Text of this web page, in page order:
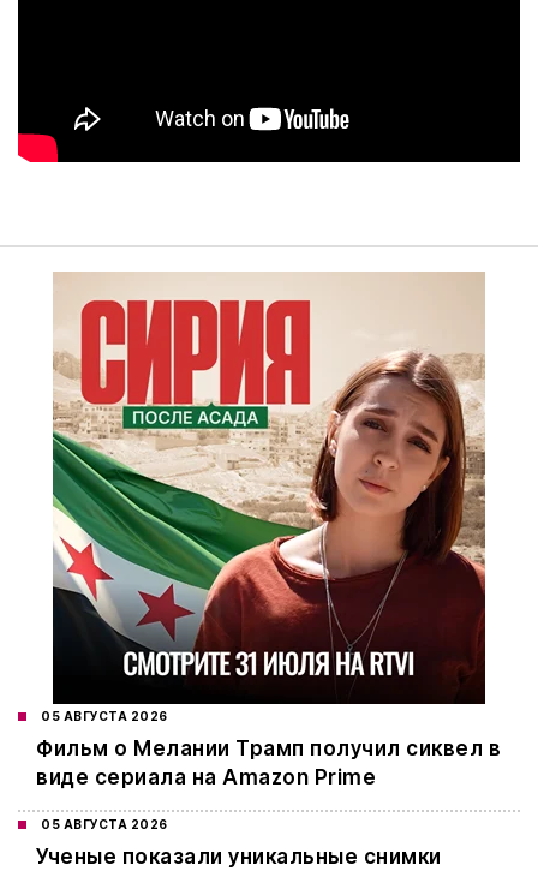
05 АВГУСТА 2026
Фильм о Мелании Трамп получил сиквел в
виде сериала на Amazon Prime
05 АВГУСТА 2026
Ученые показали уникальные снимки